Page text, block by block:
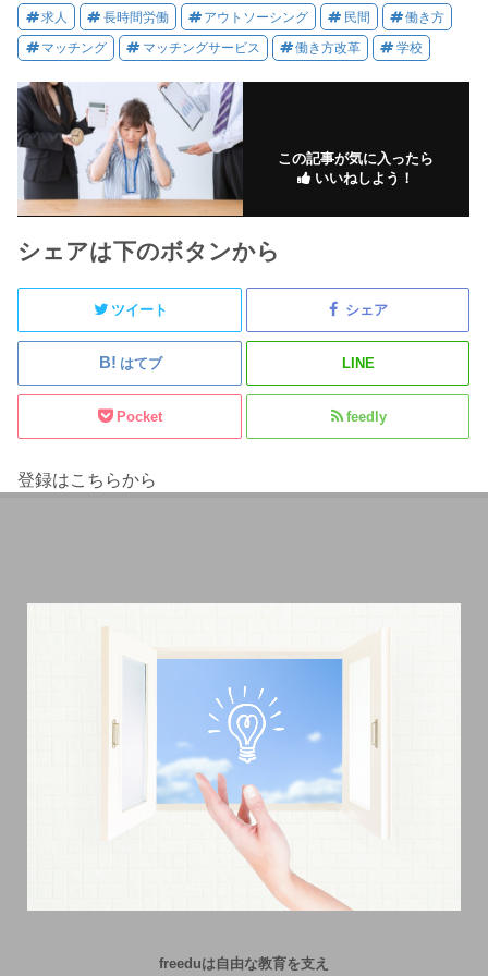
求人 長時間労働 アウトソーシング 民間 働き方
マッチング マッチングサービス 働き方改革 学校
この記事が気に入ったら
いいねしよう！
シェアは下のボタンから
ツイート シェア
はてブ LINE
Pocket feedly
登録はこちらから
freeduは自由な教育を支え